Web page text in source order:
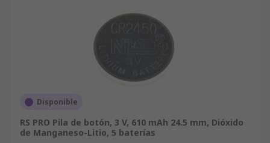
Disponible
RS PRO Pila de botón, 3 V, 610 mAh 24.5 mm, Dióxido
de Manganeso-Litio, 5 baterías